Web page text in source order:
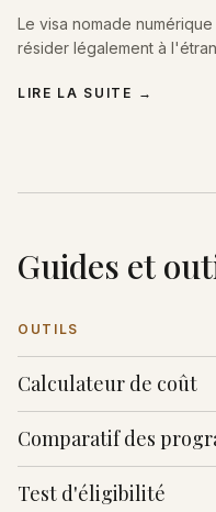
Le visa nomade
résider légalement à
LIRE LA SUITE →
Guides et
OUTILS
Calculateur de coût
Comparatif des
Test d'éligibilité